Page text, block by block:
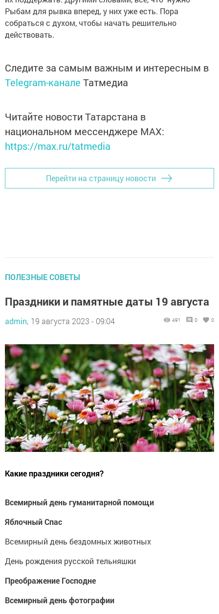
Рыбам для рывка вперед, у них уже есть. Пора
собраться с духом, чтобы начать решительно
действовать.
Следите за самым важным и интересным в
Telegram-канале Татмедиа
Читайте новости Татарстана в
национальном мессенджере MАХ:
https://max.ru/tatmedia
Перейти на страницу новости
ПОЛЕЗНЫЕ СОВЕТЫ
Праздники и памятные даты 19 августа
admin, 19 августа 2023 - 09:04 491 0 0
Какие праздники сегодня?
Всемирный день гуманитарной помощи
Яблочный Спас
Всемирный день бездомных животных
День рождения русской тельняшки
Преображение Господне
Всемирный день фотографии